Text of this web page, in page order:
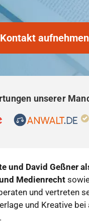
Kontakt
unserer
und David Geßner
Medienrecht
und vertreten
und Kreative bei